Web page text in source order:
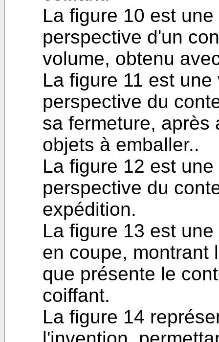
La figure 10 est
perspective d'un
volume, obtenu
La figure 11 est
perspective du
sa fermeture, après
objets à emballer..
La figure 12 est
perspective du
expédition.
La figure 13 est
en coupe, montrant
que présente le
coiffant.
La figure 14